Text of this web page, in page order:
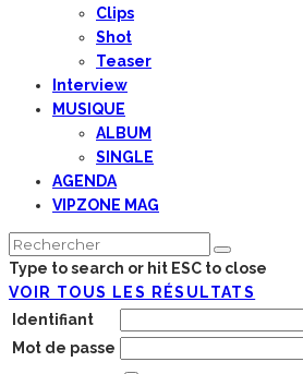
Clips
Shot
Teaser
Interview
MUSIQUE
ALBUM
SINGLE
AGENDA
VIPZONE MAG
Type to search or hit ESC to close
VOIR TOUS LES RÉSULTATS
Identifiant
Mot de passe